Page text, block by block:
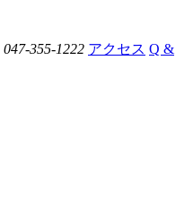
047-355-1222 アクセス Q &